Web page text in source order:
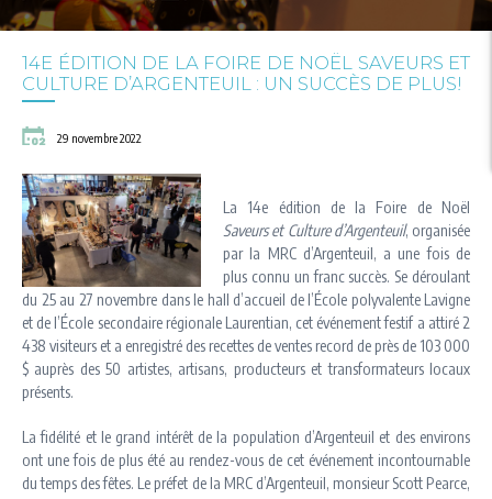
14E ÉDITION DE LA FOIRE DE NOËL SAVEURS ET
CULTURE D’ARGENTEUIL : UN SUCCÈS DE PLUS!
29 novembre 2022
La 14e édition de la Foire de Noël
Saveurs et Culture d’Argenteuil, organisée
par la MRC d’Argenteuil, a une fois de
plus connu un franc succès. Se déroulant
du 25 au 27 novembre dans le hall d’accueil de l’École polyvalente Lavigne
et de l’École secondaire régionale Laurentian, cet événement festif a attiré 2
438 visiteurs et a enregistré des recettes de ventes record de près de 103 000
$ auprès des 50 artistes, artisans, producteurs et transformateurs locaux
présents.
La fidélité et le grand intérêt de la population d’Argenteuil et des environs
ont une fois de plus été au rendez-vous de cet événement incontournable
du temps des fêtes. Le préfet de la MRC d’Argenteuil, monsieur Scott Pearce,